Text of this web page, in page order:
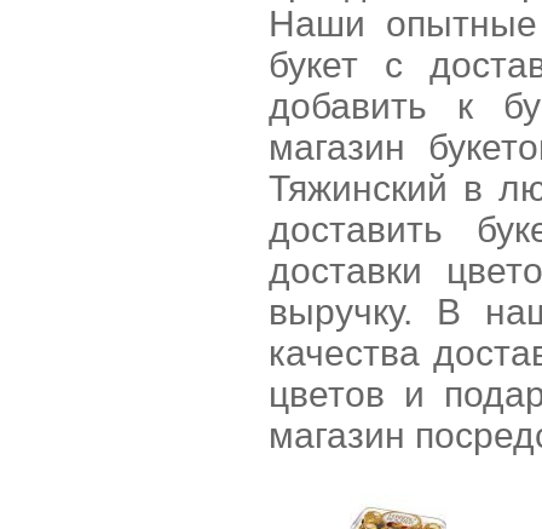
Наши опытные
букет с
добавить к
магазин
Тяжинский в
доставить
доставки
выручку. В
качества
цветов и
магазин